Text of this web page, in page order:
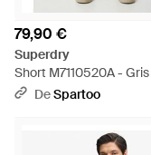
79,90 €
Superdry
Short M7110520A - Gris
DeSpartoo